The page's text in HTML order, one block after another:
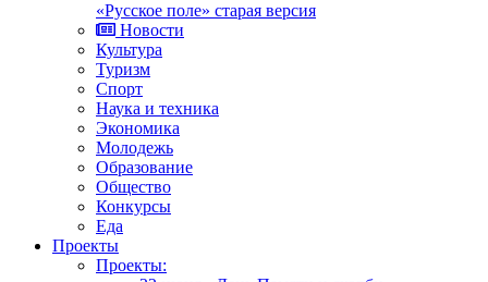
«Русское поле» старая версия
Новости
Культура
Туризм
Спорт
Наука и техника
Экономика
Молодежь
Образование
Общество
Конкурсы
Еда
Проекты
Проекты: